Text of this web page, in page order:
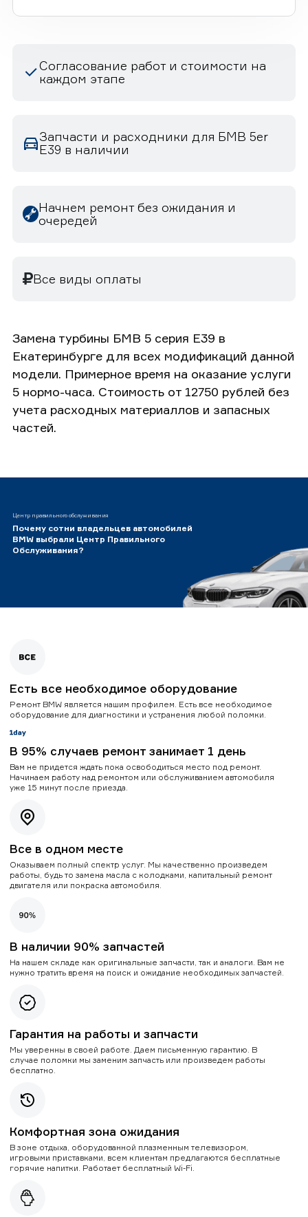
Согласование работ и стоимости на
каждом этапе
Запчасти и расходники для БМВ 5er
E39 в наличии
Начнем ремонт без ожидания и
очередей
Все виды оплаты
Замена турбины БМВ 5 серия E39 в
Екатеринбурге для всех модификаций данной
модели. Примерное время на оказание услуги
5 нормо-часа. Стоимость от 12750 рублей без
учета расходных материаллов и запасных
частей.
Центр правильного обслуживания
Почему сотни владельцев автомобилей
BMW выбрали Центр Правильного
Обслуживания?
Есть все необходимое оборудование
Ремонт BMW является нашим профилем. Есть все необходимое
оборудование для диагностики и устранения любой поломки.
В 95% случаев ремонт занимает 1 день
Вам не придется ждать пока освободиться место под ремонт.
Начинаем работу над ремонтом или обслуживанием автомобиля
уже 15 минут после приезда.
Все в одном месте
Оказываем полный спектр услуг. Мы качественно произведем
работы, будь то замена масла с колодками, капитальный ремонт
двигателя или покраска автомобиля.
В наличии 90% запчастей
На нашем складе как оригинальные запчасти, так и аналоги. Вам не
нужно тратить время на поиск и ожидание необходимых запчастей.
Гарантия на работы и запчасти
Мы уверенны в своей работе. Даем письменную гарантию. В
случае поломки мы заменим запчасть или произведем работы
бесплатно.
Комфортная зона ожидания
В зоне отдыха, оборудованной плазменным телевизором,
игровыми приставками, всем клиентам предлагаются бесплатные
горячие напитки. Работает бесплатный Wi-Fi.